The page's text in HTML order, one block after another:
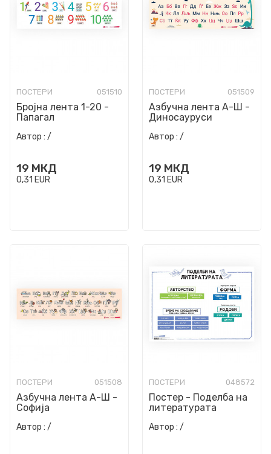
ПОСТЕРИ 051510
Бројна лента 1-20 -
Папагал
Автор : /
19 МКД
0,31 EUR
ПОСТЕРИ 051509
Азбучна лента А-Ш -
Диносауруси
Автор : /
19 МКД
0,31 EUR
ПОСТЕРИ 051508
Азбучна лента А-Ш -
Софија
Автор : /
ПОСТЕРИ 048572
Постер - Поделба на
литературата
Автор : /